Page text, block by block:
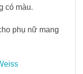
có màu.
phụ nữ mang